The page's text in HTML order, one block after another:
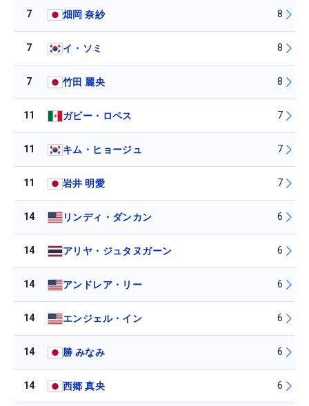
7 畑岡 奈紗 8
7 イ・ソミ 8
7 竹田 麗央 8
11 ガビー・ロペス 7
11 キム・ヒョージュ 7
11 岩井 明愛 7
14 リンディ・ダンカン 6
14 アリヤ・ジュタヌガーン 6
14 アンドレア・リー 6
14 エンジェル・イン 6
14 勝 みなみ 6
14 西郷 真央 6